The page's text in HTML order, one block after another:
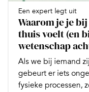
Een expert legt uit
Waarom je je
thuis voelt (en
wetenschap
Als we bij iemand
gebeurt er iets
fysieke processen,